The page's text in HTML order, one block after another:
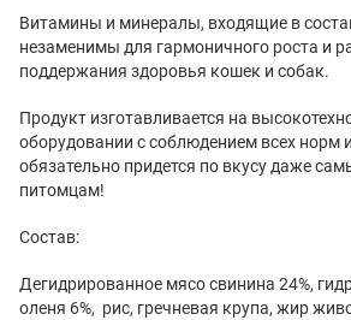
Витамины и минералы, входящие в
незаменимы для гармоничного роста и
поддержания здоровья кошек и собак.
Продукт изготавливается на
оборудовании с соблюдением всех норм
обязательно придется по вкусу даже
питомцам!
Состав:
Дегидрированное мясо свинина 24%,
оленя 6%, рис, гречневая крупа, жир